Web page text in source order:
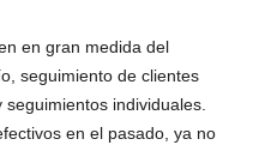
en gran medida del
seguimiento de clientes
individuales.
en el pasado, ya no